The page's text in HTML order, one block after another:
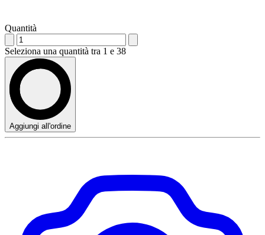
Quantità
Seleziona una quantità tra 1 e 38
Aggiungi all'ordine